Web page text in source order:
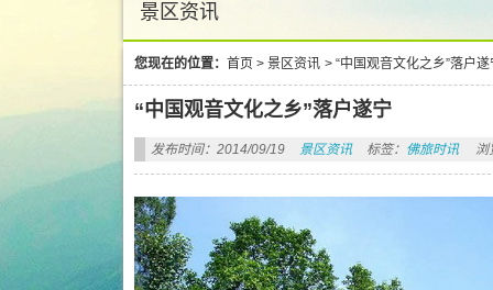
景区资讯
您现在的位置： 首页 > 景区资讯 > “中国观音文化之乡”落户遂
“中国观音文化之乡”落户遂宁
发布时间：2014/09/19 景区资讯 标签： 佛旅时讯 浏